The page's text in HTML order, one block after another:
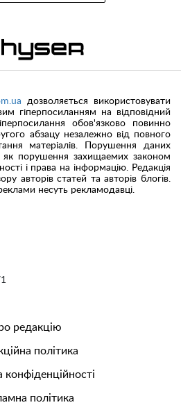
дозволяється використовувати
гіперпосиланням на відповідний
обов'язково повинно
абзацу незалежно від повного
матеріалів. Порушення даних
як порушення захищаемих законом
і права на інформацію. Редакція
авторів статей та авторів блогів.
несуть рекламодавці.
редакцію
політика
конфіденційності
політика